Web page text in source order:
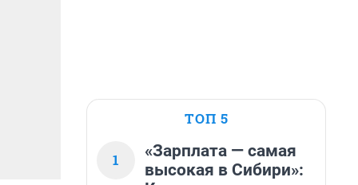
ТОП 5
1
«Зарплата — самая
высокая в Сибири»: